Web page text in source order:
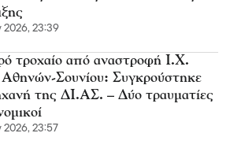
2026, 23:39
τροχαίο από αναστροφή Ι.Χ.
Σουνίου: Συγκρούστηκε
της ΔΙ.ΑΣ. – Δύο τραυματίες
2026, 23:57